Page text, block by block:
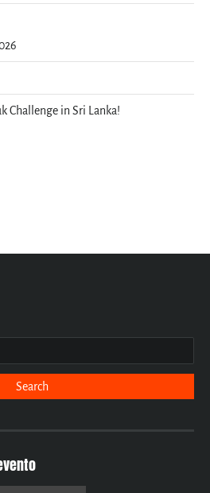
Challenge in Sri Lanka!